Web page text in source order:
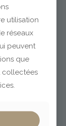
utilisation
réseaux
peuvent
que
collectées